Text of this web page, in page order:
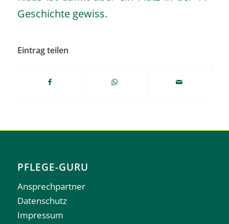
Geschichte gewiss.
Eintrag teilen
PFLEGE-GURU
Ansprechpartner
Datenschutz
Impressum